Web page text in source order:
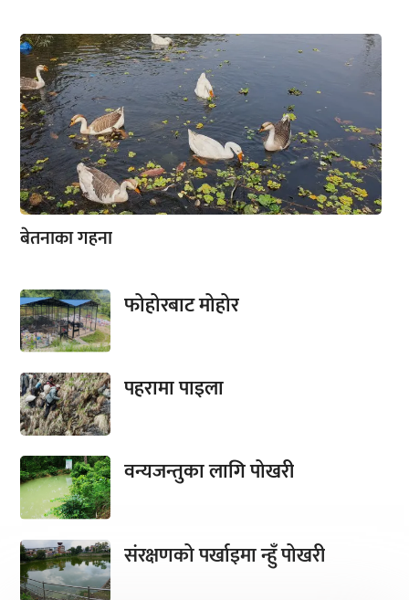
बेतनाका गहना
फोहोरबाट मोहोर
पहरामा पाइला
वन्यजन्तुका लागि पोखरी
संरक्षणको पर्खाइमा न्हुँ पोखरी